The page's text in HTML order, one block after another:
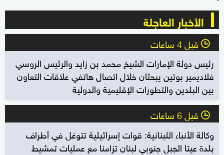
الأخبار العاجلة
l قبل 4 ساعات
رئيس دولة الإمارات الشيخ محمد بن زايد والرئيس الروسي
فلاديمير بوتين يبحثان خلال اتصال هاتفي علاقات التعاون
بين البلدين والتطورات الإقليمية والدولية
l قبل 6 ساعات
وكالة الأنباء اللبنانية: قوات إسرائيلية تتوغل في أطراف
بلدة عيتا الجبل جنوبي لبنان تزامنا مع عمليات تمشيط